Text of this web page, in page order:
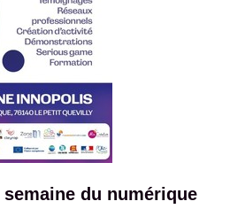
semaine du numérique